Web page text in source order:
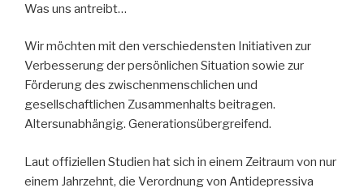
Was uns antreibt…
Wir möchten mit den verschiedensten Initiativen zur
Verbesserung der persönlichen Situation sowie zur
Förderung des zwischenmenschlichen und
gesellschaftlichen Zusammenhalts beitragen.
Altersunabhängig. Generationsübergreifend.
Laut offiziellen Studien hat sich in einem Zeitraum von nur
einem Jahrzehnt, die Verordnung von Antidepressiva